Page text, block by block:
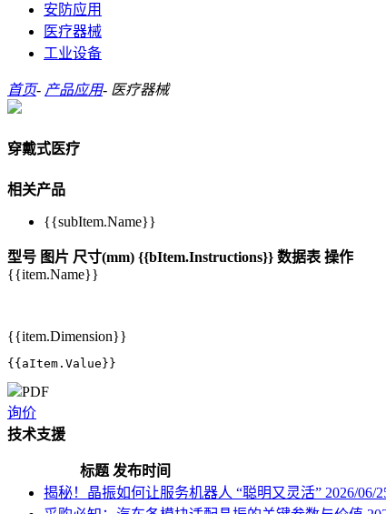
安防应用
医疗器械
工业设备
首页- 产品应用- 医疗器械
穿戴式医疗
相关产品
{{subItem.Name}}
型号 图片 尺寸(mm) {{bItem.Instructions}} 数据表 操作
{{item.Name}}
{{item.Dimension}}
{{aItem.Value}}
PDF
询价
技术支援
标题 发布时间
揭秘！晶振如何让服务机器人 “聪明又灵活” 2026/06/